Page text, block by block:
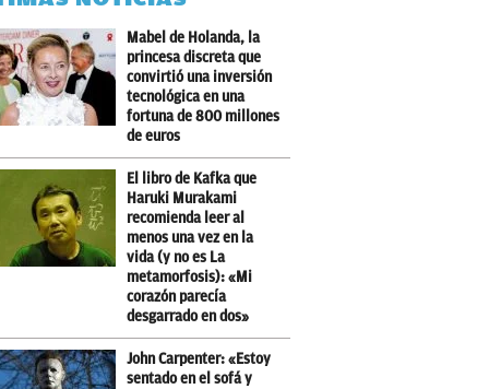
Mabel de Holanda, la
princesa discreta que
convirtió una inversión
tecnológica en una
fortuna de 800 millones
de euros
El libro de Kafka que
Haruki Murakami
recomienda leer al
menos una vez en la
vida (y no es La
metamorfosis): «Mi
corazón parecía
desgarrado en dos»
John Carpenter: «Estoy
sentado en el sofá y